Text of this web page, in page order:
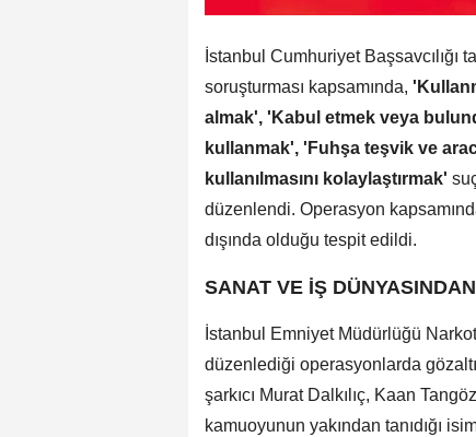
İstanbul Cumhuriyet
soruşturması kapsamında,
almak', 'Kabul etmek veya
kullanmak', 'Fuhşa teşvik ve
kullanılmasını kolaylaştırmak'
düzenlendi. Operasyon
dışında olduğu tespit edildi.
SANAT VE İŞ
İstanbul Emniyet Müdürlüğü
düzenlediği operasyonlarda
şarkıcı Murat Dalkılıç, Kaan
kamuoyunun yakından tanıdığı